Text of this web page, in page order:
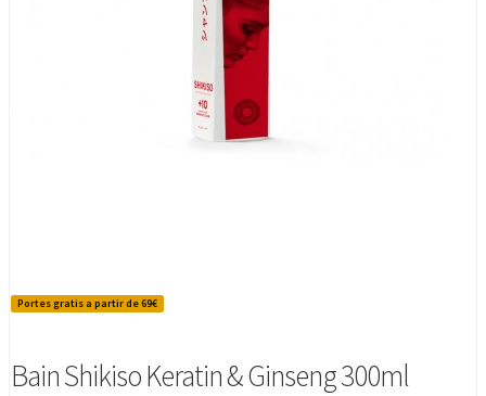
Portes gratis a partir de 69€
Bain Shikiso Keratin & Ginseng 300ml